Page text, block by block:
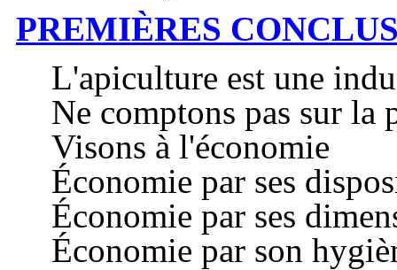
PREMIÈRES
L'apiculture est une
Ne comptons pas sur la
Visons à l'économie
Économie par ses
Économie par ses
Économie par son